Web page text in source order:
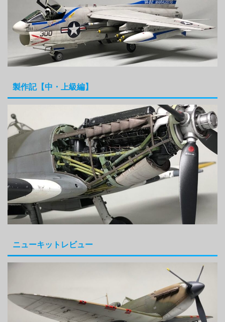
製作記【中・上級編】
ニューキットレビュー